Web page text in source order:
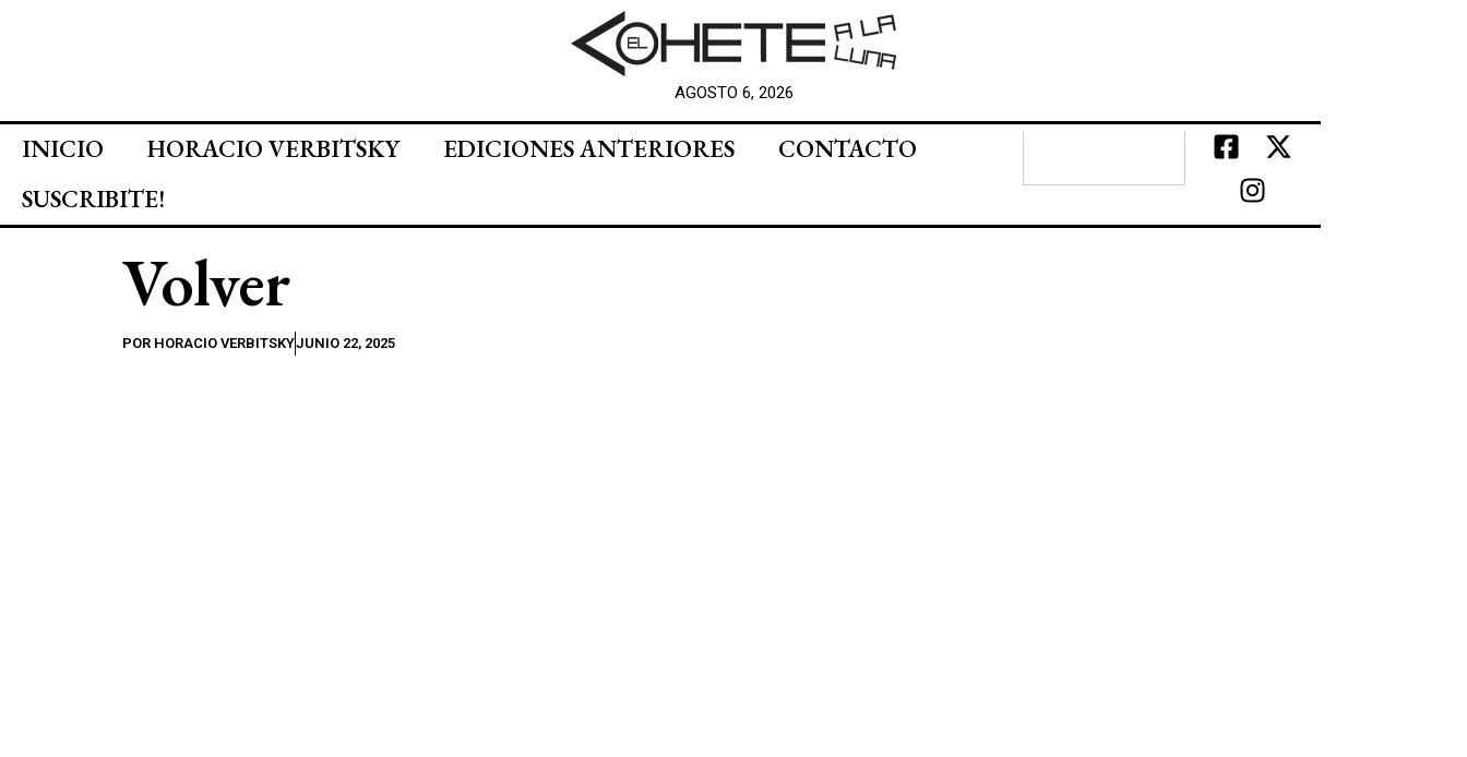
AGOSTO 6, 2026
INICIO HORACIO VERBITSKY EDICIONES ANTERIORES
CONTACTO
SUSCRIBITE!
Volver
POR HORACIO VERBITSKYJUNIO 22, 2025